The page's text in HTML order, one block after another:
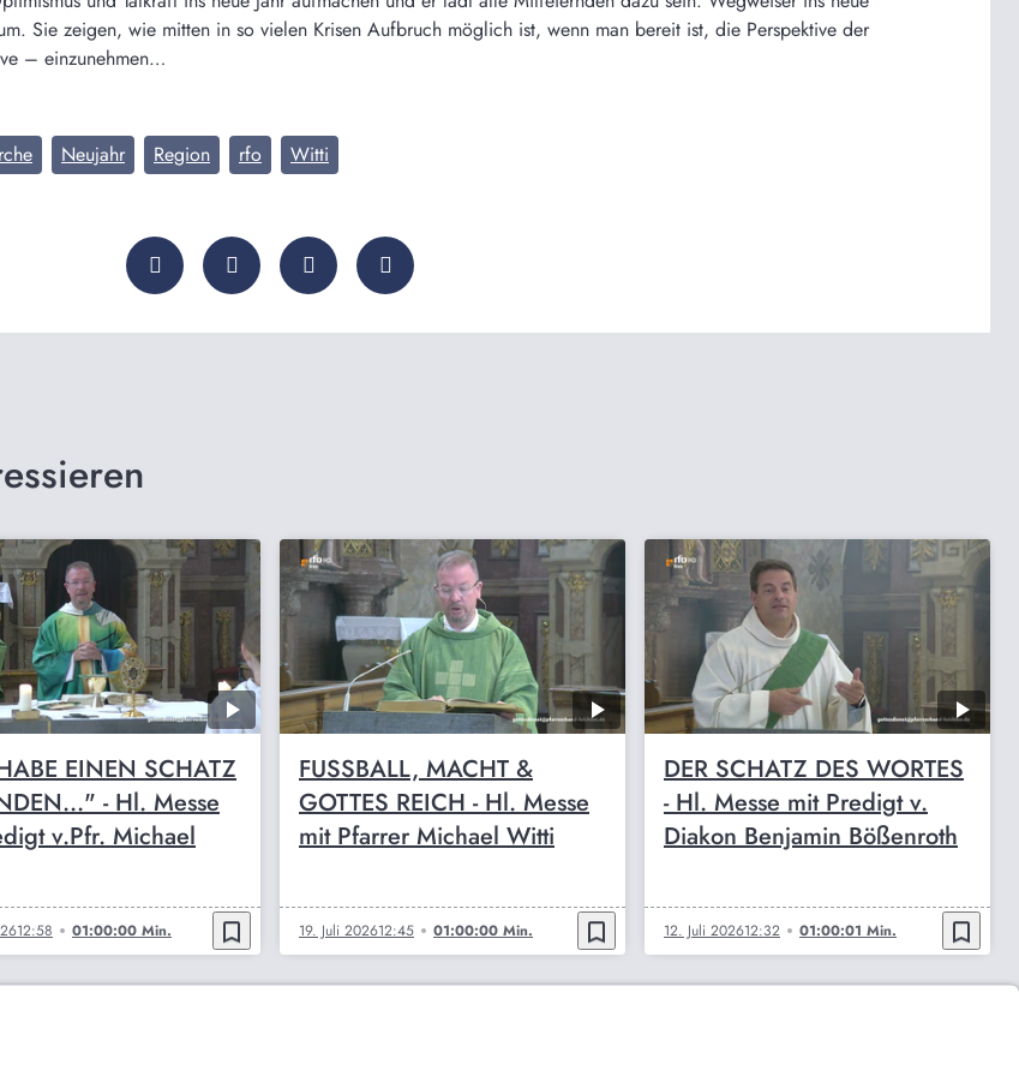
Sie zeigen, wie mitten in so vielen Krisen Aufbruch möglich ist, wenn man bereit ist, die Perspektive der
– einzunehmen…
Neujahr Region rfo Witti
EINEN SCHATZ
- Hl. Messe
v.Pfr. Michael
12:58 01:00:00 Min. bookmark_border
FUSSBALL, MACHT &
GOTTES REICH - Hl. Messe
mit Pfarrer Michael Witti
19. Juli 202612:45 01:00:00 Min. bookmark_border
DER SCHATZ DES WORTES
- Hl. Messe mit Predigt v.
Diakon Benjamin Bößenroth
12. Juli 202612:32 01:00:01 Min. bookmark_border